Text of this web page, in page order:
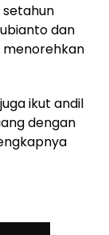
dan
menorehkan
ikut andil
dengan